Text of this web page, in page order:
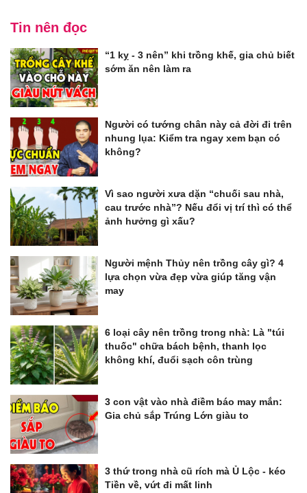
Tin nên đọc
“1 kỵ - 3 nên” khi trồng khế, gia chủ biết
sớm ăn nên làm ra
Người có tướng chân này cả đời đi trên
nhung lụa: Kiểm tra ngay xem bạn có
không?
Vì sao người xưa dặn “chuối sau nhà,
cau trước nhà”? Nếu đổi vị trí thì có thể
ảnh hưởng gì xấu?
Người mệnh Thủy nên trồng cây gì? 4
lựa chọn vừa đẹp vừa giúp tăng vận
may
6 loại cây nên trồng trong nhà: Là "túi
thuốc" chữa bách bệnh, thanh lọc
không khí, đuổi sạch côn trùng
3 con vật vào nhà điềm báo may mắn:
Gia chủ sắp Trúng Lớn giàu to
3 thứ trong nhà cũ rích mà Ủ Lộc - kéo
Tiền về, vứt đi mất linh